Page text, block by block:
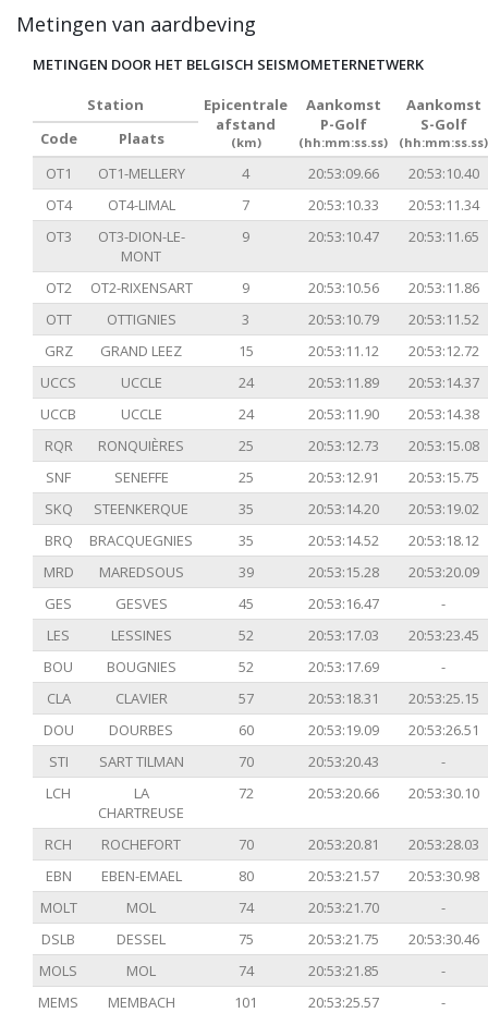
Metingen van aardbeving
METINGEN DOOR HET BELGISCH SEISMOMETERNETWERK
Station
Epicentrale
afstand
(km)
Aankomst
P-Golf
(hh:mm:ss.ss)
Aankomst
S-Golf
(hh:mm:ss.ss)
Code
Plaats
OT1
OT1-MELLERY 4 20:53:09.66
20:53:10.40
OT4
OT4-LIMAL 7 20:53:10.33
20:53:11.34
OT3
OT3-DION-LE-
MONT
9 20:53:10.47 20:53:11.65
OT2 OT2-RIXENSART 9 20:53:10.56
20:53:11.86
OTT
OTTIGNIES 3 20:53:10.79
20:53:11.52
GRZ
GRAND LEEZ 15 20:53:11.12
20:53:12.72
UCCS
UCCLE 24 20:53:11.89
20:53:14.37
UCCB
UCCLE 24 20:53:11.90
20:53:14.38
RQR
RONQUIÈRES 25 20:53:12.73
20:53:15.08
SNF
SENEFFE 25 20:53:12.91
20:53:15.75
SKQ
STEENKERQUE 35 20:53:14.20
20:53:19.02
BRQ
BRACQUEGNIES 35 20:53:14.52
20:53:18.12
MRD
MAREDSOUS 39 20:53:15.28
20:53:20.09
GES
GESVES 45 20:53:16.47
-
LES
LESSINES 52 20:53:17.03
20:53:23.45
BOU
BOUGNIES 52 20:53:17.69
-
CLA
CLAVIER 57 20:53:18.31
20:53:25.15
DOU
DOURBES 60 20:53:19.09
20:53:26.51
STI
SART TILMAN 70 20:53:20.43
-
LCH
LA
CHARTREUSE
72 20:53:20.66 20:53:30.10
RCH ROCHEFORT 70 20:53:20.81
20:53:28.03
EBN
EBEN-EMAEL 80 20:53:21.57
20:53:30.98
MOLT
MOL 74 20:53:21.70
-
DSLB
DESSEL 75 20:53:21.75
20:53:30.46
MOLS
MOL 74 20:53:21.85
-
MEMS
MEMBACH 101 20:53:25.57 -